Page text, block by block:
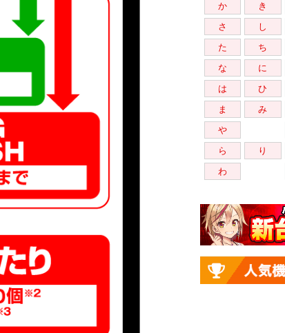
か
き
さ
し
た
ち
な
に
は
ひ
ま
み
や
ら
り
わ